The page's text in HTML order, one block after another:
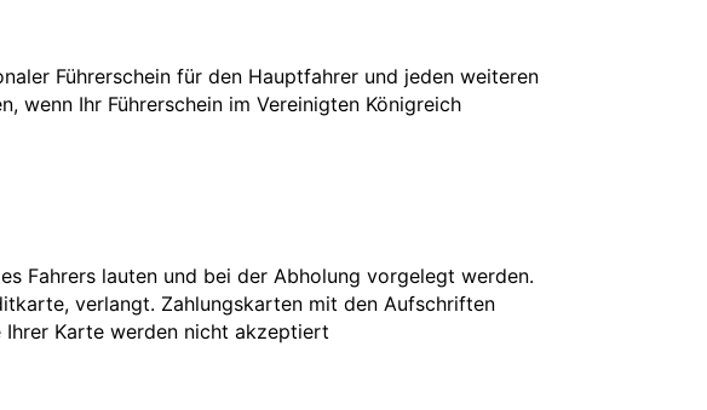
Führerschein für den Hauptfahrer und jeden weiteren
wenn Ihr Führerschein im Vereinigten Königreich
Fahrers lauten und bei der Abholung vorgelegt werden.
verlangt. Zahlungskarten mit den Aufschriften
Karte werden nicht akzeptiert